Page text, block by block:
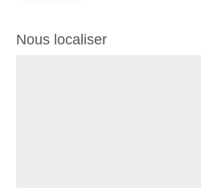
Nous localiser